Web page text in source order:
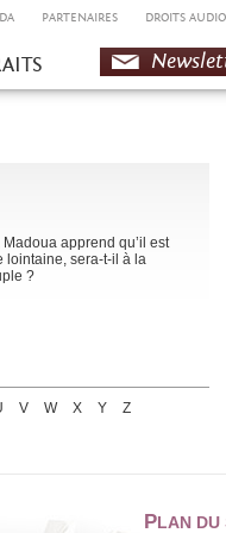
PARTENAIRES DROITS
apprend qu’il est
lointaine, sera-t-il à la
?
V W X Y
Z
PLAN DU